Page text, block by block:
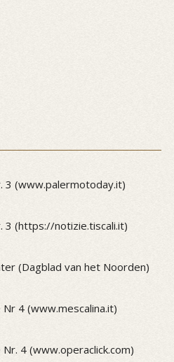
3 (www.palermotoday.it)
3 (https://notizie.tiscali.it)
(Dagblad van het Noorden)
Nr 4 (www.mescalina.it)
Nr. 4 (www.operaclick.com)